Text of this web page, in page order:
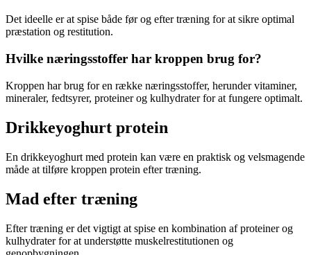
Det ideelle er at spise både før og efter træning for at sikre optimal
præstation og restitution.
Hvilke næringsstoffer har kroppen brug for?
Kroppen har brug for en række næringsstoffer, herunder vitaminer,
mineraler, fedtsyrer, proteiner og kulhydrater for at fungere optimalt.
Drikkeyoghurt protein
En drikkeyoghurt med protein kan være en praktisk og velsmagende
måde at tilføre kroppen protein efter træning.
Mad efter træning
Efter træning er det vigtigt at spise en kombination af proteiner og
kulhydrater for at understøtte muskelrestitutionen og